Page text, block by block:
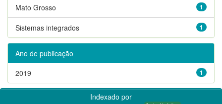
1
Mato Grosso
1
Sistemas integrados
Ano de publicação
1
2019
Indexado por